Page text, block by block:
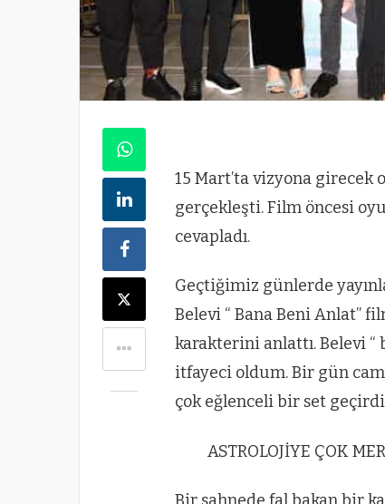
15 Mart’ta vizyona girecek
gerçekleşti. Film öncesi
cevapladı.
Geçtiğimiz günlerde
Belevi “ Bana Beni Anlat”
karakterini anlattı. Belevi
itfayeci oldum. Bir gün
çok eğlenceli bir set
ASTROLOJİYE ÇOK